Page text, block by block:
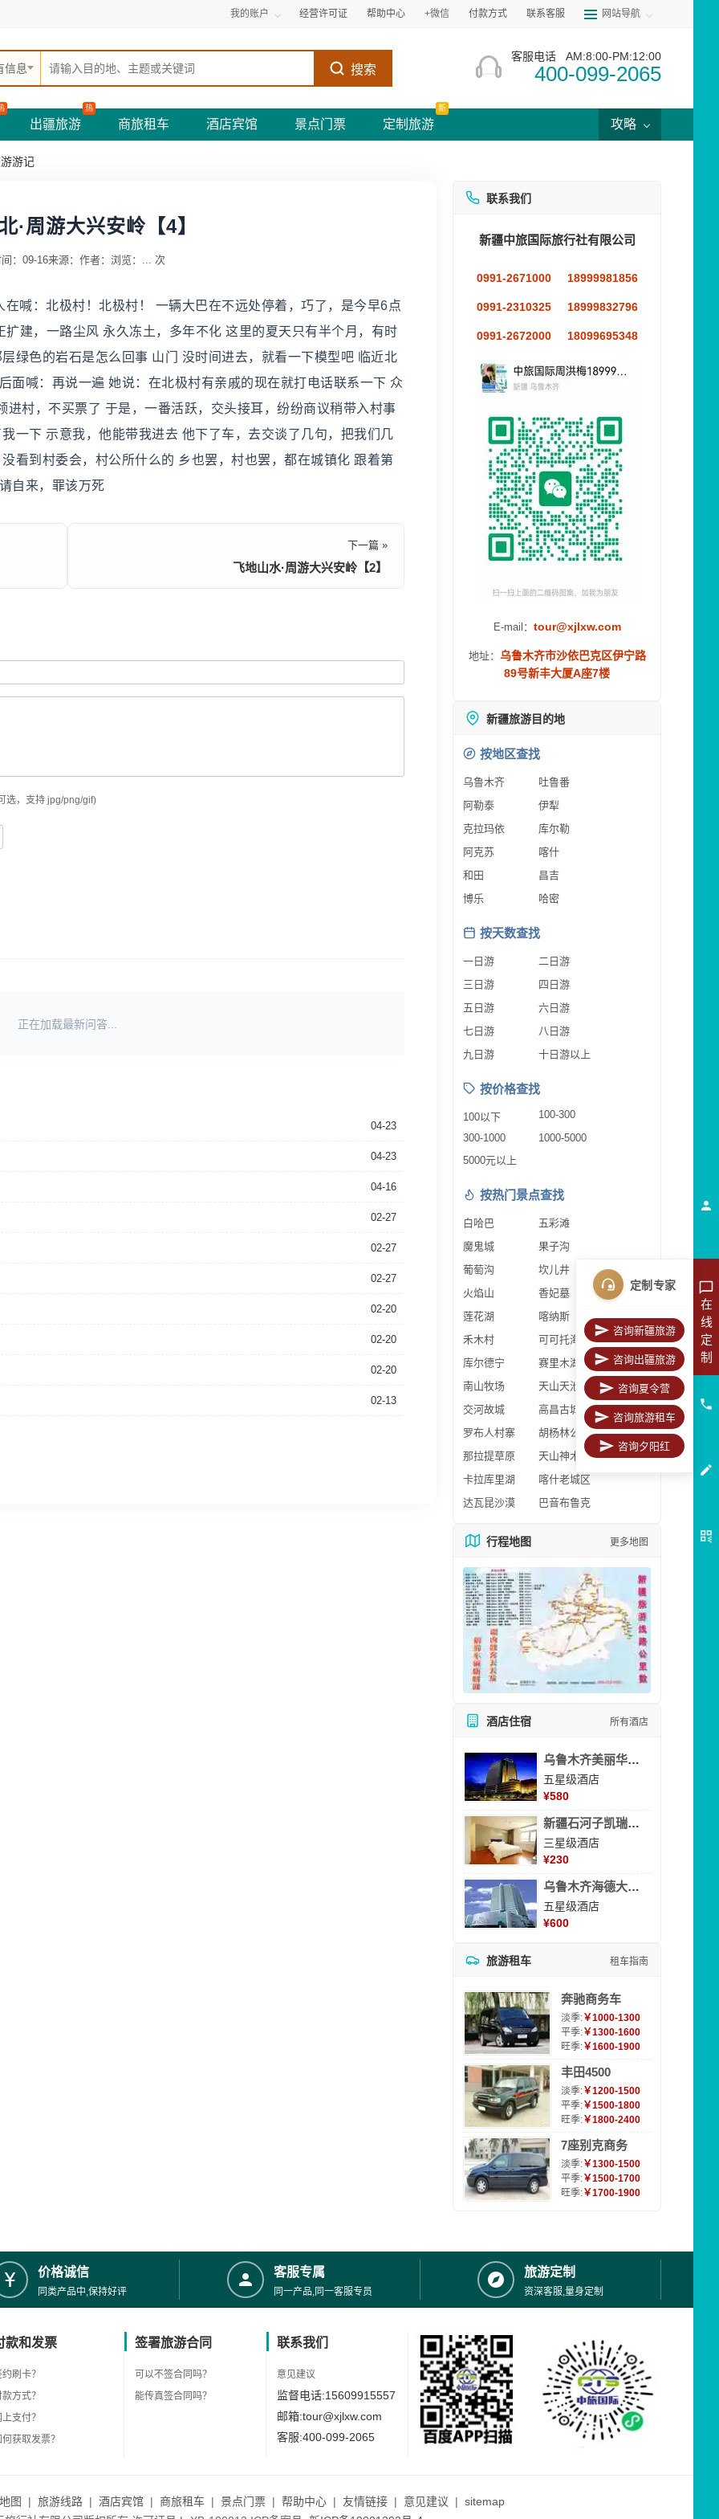
我的账户 经营许可证 帮助中心 +微信 付款方式 联系客服 网站导航
信息 搜索
客服电话 AM:8:00-PM:12:00
400-099-2065
出疆旅游
热
商旅租车 酒店宾馆 景点门票 定制旅游
新
攻略
游记
·周游大兴安岭【4】
：09-16来源： 作者： 浏览： ... 次
喊：北极村！北极村！ 一辆大巴在不远处停着，巧了，是今早6点
建，一路尘风 永久冻土，多年不化 这里的夏天只有半个月，有时
绿色的岩石是怎么回事 山门 没时间进去，就看一下模型吧 临近北
面喊：再说一遍 她说：在北极村有亲戚的现在就打电话联系一下 众
进村，不买票了 于是，一番活跃，交头接耳，纷纷商议稍带入村事
一下 示意我，他能带我进去 他下了车，去交谈了几句，把我们几
看到村委会，村公所什么的 乡也罢，村也罢，都在城镇化 跟着第
自来，罪该万死
下一篇 »
飞地山水·周游大兴安岭【2】
选，支持 jpg/png/gif)
正在加载最新问答...
04-23
04-23
04-16
02-27
02-27
02-27
02-20
02-20
02-20
02-13
联系我们
新疆中旅国际旅行社有限公司
0991-2671000 18999981856
0991-2310325 18999832796
0991-2672000 18099695348
E-mail： tour@xjlxw.com
地址： 乌鲁木齐市沙依巴克区伊宁路
89号新丰大厦A座7楼
新疆旅游目的地
按地区查找
乌鲁木齐
吐鲁番
阿勒泰
伊犁
克拉玛依
库尔勒
阿克苏
喀什
和田
昌吉
博乐
哈密
按天数查找
一日游
二日游
三日游
四日游
五日游
六日游
七日游
八日游
九日游
十日游以上
按价格查找
100以下
100-300
300-1000
1000-5000
5000元以上
按热门景点查找
白哈巴
五彩滩
魔鬼城
果子沟
葡萄沟
坎儿井
火焰山
香妃墓
莲花湖
喀纳斯
禾木村
可可托海
库尔德宁
赛里木湖
南山牧场
天山天池
交河故城
高昌古城
罗布人村寨
胡杨林公园
那拉提草原
天山神木园
卡拉库里湖
喀什老城区
达瓦昆沙漠
巴音布鲁克
行程地图 更多地图
酒店住宿 所有酒店
乌鲁木齐美丽华大酒
五星级酒店
¥580
新疆石河子凯瑞酒店
三星级酒店
¥230
乌鲁木齐海德大酒店
五星级酒店
¥600
旅游租车 租车指南
奔驰商务车
淡季:￥1000-1300
平季:￥1300-1600
旺季:￥1600-1900
丰田4500
淡季:￥1200-1500
平季:￥1500-1800
旺季:￥1800-2400
7座别克商务
淡季:￥1300-1500
平季:￥1500-1700
旺季:￥1700-1900
价格诚信
同类产品中,保持好评
客服专属
同一产品,同一客服专员
旅游定制
资深客服,量身定制
款和发票
刷卡？
方式？
上支付？
何获取发票？
签署旅游合同
可以不签合同吗？
能传真签合同吗？
联系我们
意见建议
监督电话:15609915557
邮箱:tour@xjlxw.com
客服:400-099-2065
图 | 旅游线路 | 酒店宾馆 | 商旅租车 | 景点门票 | 帮助中心 | 友情链接 | 意见建议 | sitemap
在
线
定
制
定制专家
咨询新疆旅游
咨询出疆旅游
咨询夏令营
咨询旅游租车
咨询夕阳红